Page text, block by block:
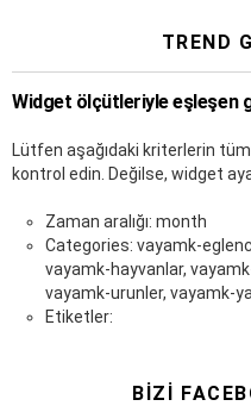
TREND
Widget ölçütleriyle eşleşen
Lütfen aşağıdaki kriterlerin
kontrol edin. Değilse, widget
Zaman aralığı: month
Categories: vayamk-
vayamk-hayvanlar,
vayamk-urunler, vayamk-
Etiketler:
BIZI